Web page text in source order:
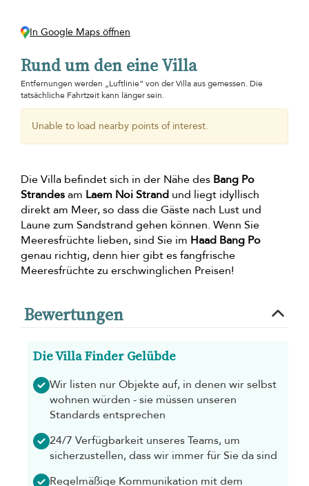
In Google Maps öffnen
Rund um den eine Villa
Entfernungen werden „Luftlinie“ von der Villa aus gemessen. Die
tatsächliche Fahrtzeit kann länger sein.
Unable to load nearby points of interest.
Die Villa befindet sich in der Nähe des Bang Po
Strandesam Laem Noi Strand und liegt idyllisch
direkt am Meer, so dass die Gäste nach Lust und
Laune zum Sandstrand gehen können. Wenn Sie
Meeresfrüchte lieben, sind Sie im Haad Bang Po
genau richtig, denn hier gibt es fangfrische
Meeresfrüchte zu erschwinglichen Preisen!
Bewertungen
Die Villa Finder Gelübde
Wir listen nur Objekte auf, in denen wir selbst
wohnen würden - sie müssen unseren
Standards entsprechen
24/7 Verfügbarkeit unseres Teams, um
sicherzustellen, dass wir immer für Sie da sind
Regelmäßige Kommunikation mit dem